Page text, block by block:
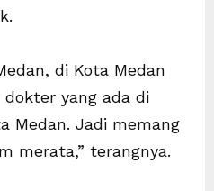
di Kota Medan
yang ada di
Medan. Jadi memang
merata,” terangnya.